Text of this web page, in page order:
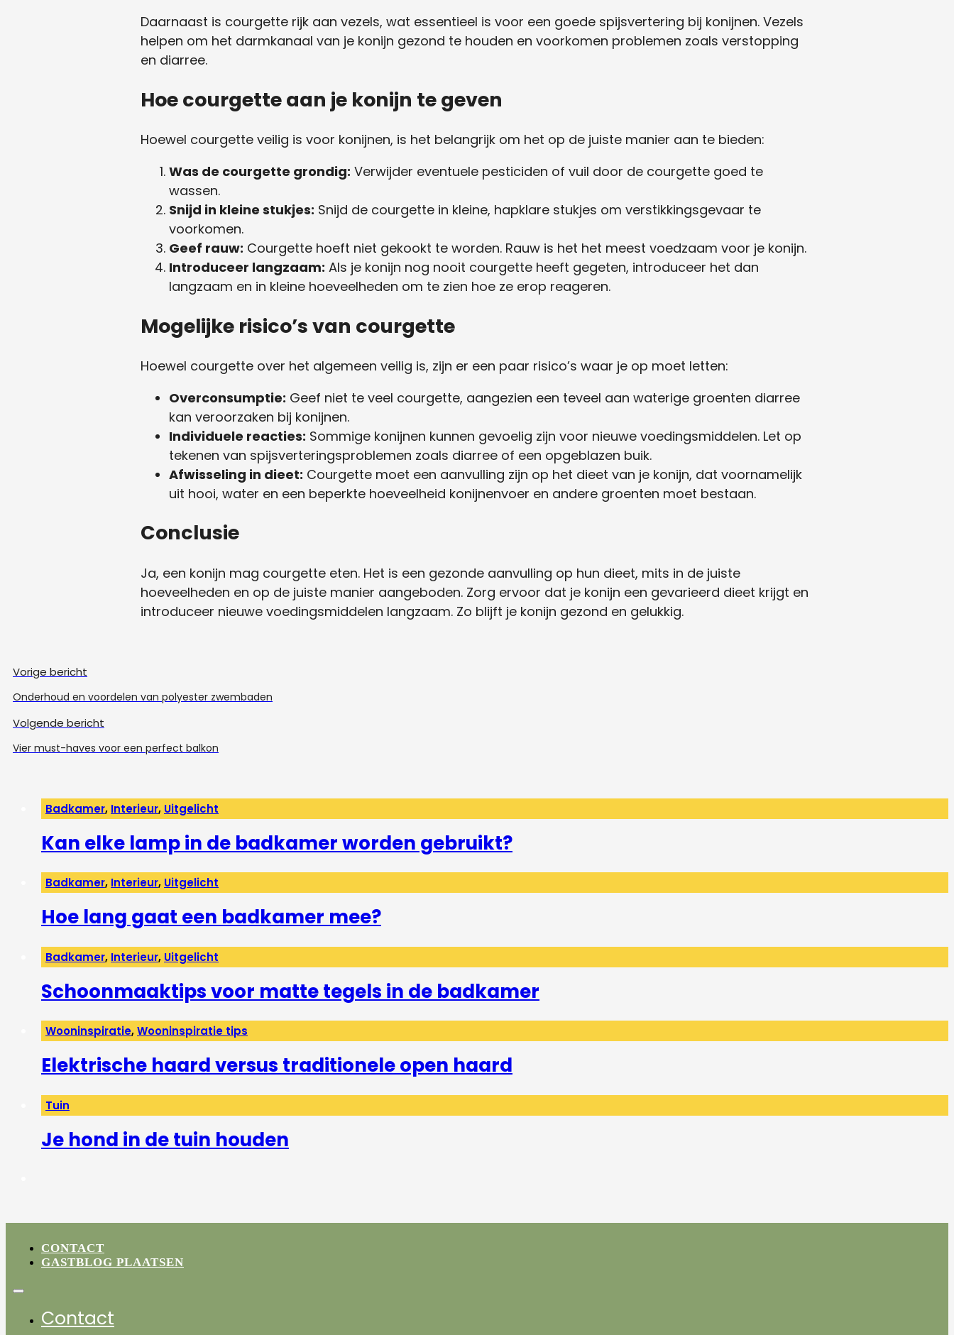
Daarnaast is courgette rijk aan vezels, wat essentieel is voor een goede spijsvertering bij konijnen. Vezels
helpen om het darmkanaal van je konijn gezond te houden en voorkomen problemen zoals verstopping
en diarree.
Hoe courgette aan je konijn te geven
Hoewel courgette veilig is voor konijnen, is het belangrijk om het op de juiste manier aan te bieden:
Was de courgette grondig: Verwijder eventuele pesticiden of vuil door de courgette goed te
wassen.
Snijd in kleine stukjes: Snijd de courgette in kleine, hapklare stukjes om verstikkingsgevaar te
voorkomen.
Geef rauw: Courgette hoeft niet gekookt te worden. Rauw is het het meest voedzaam voor je konijn.
Introduceer langzaam: Als je konijn nog nooit courgette heeft gegeten, introduceer het dan
langzaam en in kleine hoeveelheden om te zien hoe ze erop reageren.
Mogelijke risico’s van courgette
Hoewel courgette over het algemeen veilig is, zijn er een paar risico’s waar je op moet letten:
Overconsumptie: Geef niet te veel courgette, aangezien een teveel aan waterige groenten diarree
kan veroorzaken bij konijnen.
Individuele reacties: Sommige konijnen kunnen gevoelig zijn voor nieuwe voedingsmiddelen. Let op
tekenen van spijsverteringsproblemen zoals diarree of een opgeblazen buik.
Afwisseling in dieet: Courgette moet een aanvulling zijn op het dieet van je konijn, dat voornamelijk
uit hooi, water en een beperkte hoeveelheid konijnenvoer en andere groenten moet bestaan.
Conclusie
Ja, een konijn mag courgette eten. Het is een gezonde aanvulling op hun dieet, mits in de juiste
hoeveelheden en op de juiste manier aangeboden. Zorg ervoor dat je konijn een gevarieerd dieet krijgt en
introduceer nieuwe voedingsmiddelen langzaam. Zo blijft je konijn gezond en gelukkig.
Vorige bericht
Onderhoud en voordelen van polyester zwembaden
Volgende bericht
Vier must-haves voor een perfect balkon
Badkamer, Interieur, Uitgelicht
Kan elke lamp in de badkamer worden gebruikt?
Badkamer, Interieur, Uitgelicht
Hoe lang gaat een badkamer mee?
Badkamer, Interieur, Uitgelicht
Schoonmaaktips voor matte tegels in de badkamer
Wooninspiratie,Wooninspiratie tips
Elektrische haard versus traditionele open haard
Tuin
Je hond in de tuin houden
CONTACT
GASTBLOG PLAATSEN
Contact